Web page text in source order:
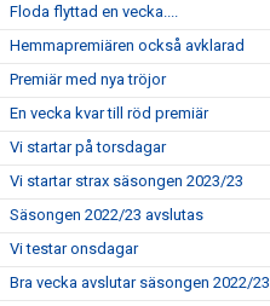
Floda flyttad en vecka....
Hemmapremiären också avklarad
Premiär med nya tröjor
En vecka kvar till röd premiär
Vi startar på torsdagar
Vi startar strax säsongen 2023/23
Säsongen 2022/23 avslutas
Vi testar onsdagar
Bra vecka avslutar säsongen 2022/23